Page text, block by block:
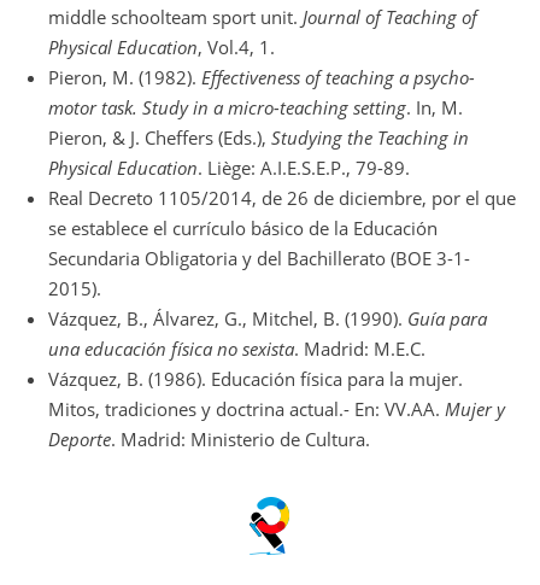
middle schoolteam sport unit. Journal of Teaching of
Physical Education, Vol.4, 1.
Pieron, M. (1982). Effectiveness of teaching a psycho-
motor task. Study in a micro-teaching setting. In, M.
Pieron, & J. Cheffers (Eds.), Studying the Teaching in
Physical Education. Liège: A.I.E.S.E.P., 79-89.
Real Decreto 1105/2014, de 26 de diciembre, por el que
se establece el currículo básico de la Educación
Secundaria Obligatoria y del Bachillerato (BOE 3-1-
2015).
Vázquez, B., Álvarez, G., Mitchel, B. (1990). Guía para
una educación física no sexista. Madrid: M.E.C.
Vázquez, B. (1986). Educación física para la mujer.
Mitos, tradiciones y doctrina actual.- En: VV.AA. Mujer y
Deporte. Madrid: Ministerio de Cultura.